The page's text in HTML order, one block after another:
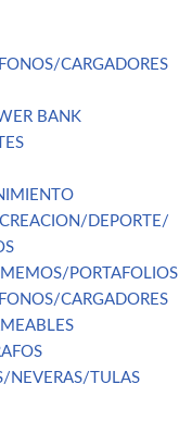
CARGADORES
BANK
DEPORTE/
PORTAFOLIOS
CARGADORES
NEVERAS/TULAS